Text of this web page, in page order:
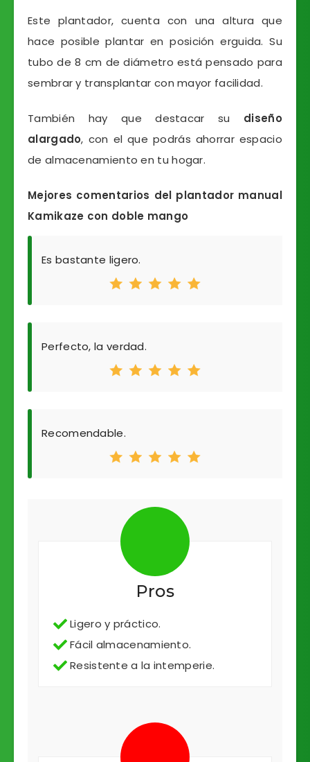
Este plantador, cuenta con una altura que
hace posible plantar en posición erguida. Su
tubo de 8 cm de diámetro está pensado para
sembrar y transplantar con mayor facilidad.
También hay que destacar su diseño
alargado, con el que podrás ahorrar espacio
de almacenamiento en tu hogar.
Mejores comentarios del plantador manual
Kamikaze con doble mango
Es bastante ligero.
Perfecto, la verdad.
Recomendable.
Pros
Ligero y práctico.
Fácil almacenamiento.
Resistente a la intemperie.